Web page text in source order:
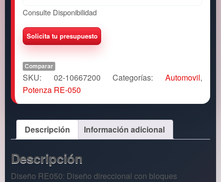
Consulte Disponibilidad
Comparar
SKU: 02-10667200 Categorías:Automovil,
Potenza RE-050
Descripción Información adicional
Descripción
Diseño RE050: Diseño direccional con bloques